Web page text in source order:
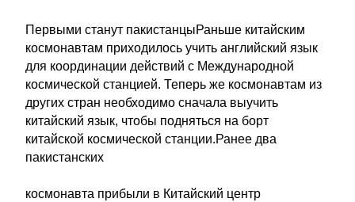
Первыми станут пакистанцыРаньше китайским
космонавтам приходилось учить английский язык
для координации действий с Международной
космической станцией. Теперь же космонавтам из
других стран необходимо сначала выучить
китайский язык, чтобы подняться на борт
китайской космической станции.Ранее два
пакистанских
космонавта прибыли в Китайский центр